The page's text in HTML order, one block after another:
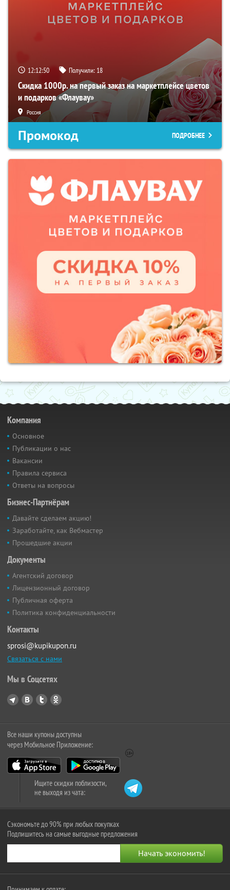
12:12:50 Получили: 18
Скидка 1000р. на первый заказ на маркетплейсе цветов
и подарков «Флаувау»
Россия
Промокод ПОДРОБНЕЕ
Компания
Основное
Публикации о нас
Вакансии
Правила сервиса
Ответы на вопросы
Бизнес-Партнёрам
Давайте сделаем акцию!
Заработайте, как Вебмастер
Прошедшие акции
Документы
Агентский договор
Лицензионный договор
Публичная оферта
Политика конфиденциальности
Контакты
sprosi@kupikupon.ru
Связаться с нами
Мы в Соцсетях
Все наши купоны доступны
через Мобильное Приложение:
Ищите скидки поблизости,
не выходя из чата:
Сэкономьте до 90% при любых покупках
Подпишитесь на самые выгодные предложения